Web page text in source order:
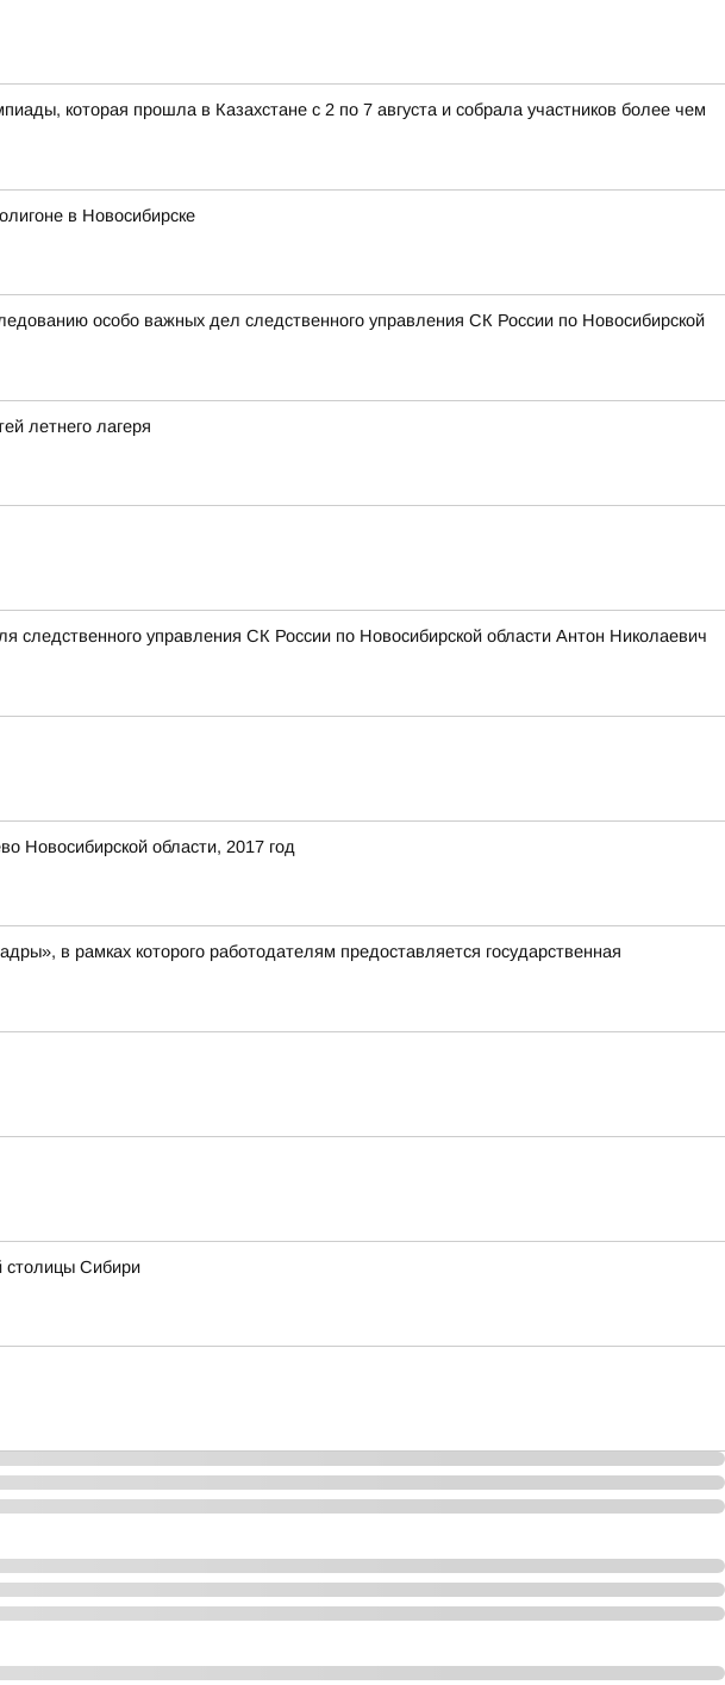
которая прошла в Казахстане с 2 по 7 августа и собрала участников более чем
в Новосибирске
особо важных дел следственного управления СК России по Новосибирской
летнего лагеря
управления СК России по Новосибирской области Антон Николаевич
Новосибирской области, 2017 год
в рамках которого работодателям предоставляется государственная
столицы Сибири